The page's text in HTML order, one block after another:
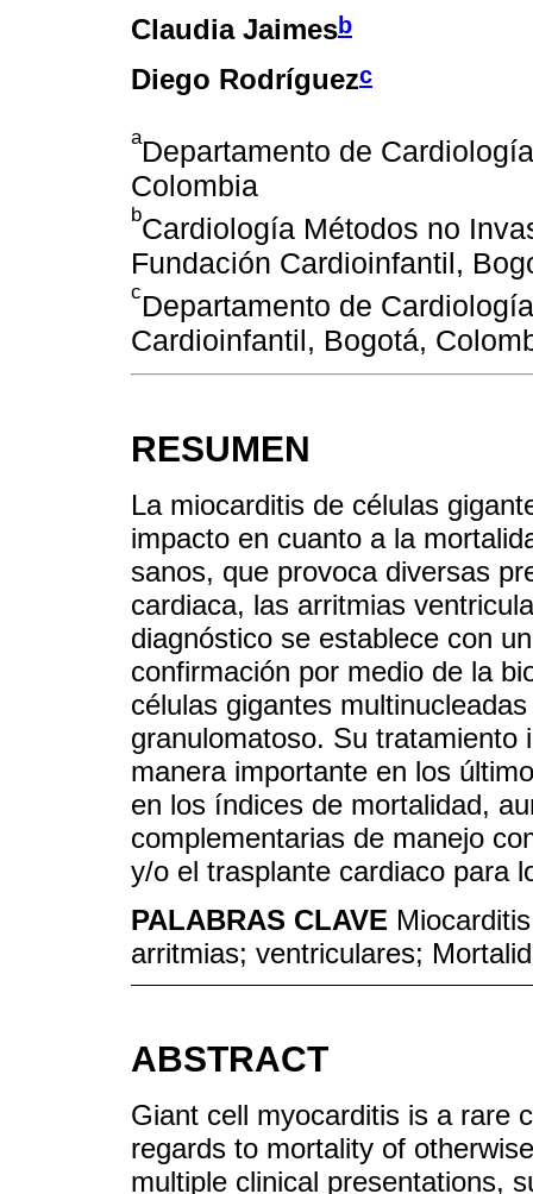
Claudia Jaimesb
Diego Rodríguezc
aDepartamento de
Colombia
bCardiología Métodos no
Fundación Cardioinfantil,
cDepartamento de
Cardioinfantil, Bogotá,
RESUMEN
La miocarditis de células
impacto en cuanto a la
sanos, que provoca diversas
cardiaca, las arritmias
diagnóstico se establece con
confirmación por medio de la
células gigantes
granulomatoso. Su tratamiento
manera importante en los
en los índices de mortalidad,
complementarias de manejo
y/o el trasplante cardiaco para
PALABRAS CLAVE
arritmias; ventriculares;
ABSTRACT
Giant cell myocarditis is a rare
regards to mortality of
multiple clinical presentations,